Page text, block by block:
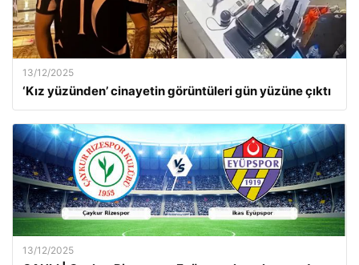
13/12/2025
‘Kız yüzünden’ cinayetin görüntüleri gün yüzüne çıktı
13/12/2025